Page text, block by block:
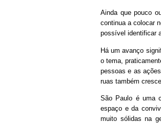
Ainda que pouco
continua a colocar
possível identificar
Há um avanço
o tema,
pessoas e as
ruas também
São Paulo é uma
espaço e da
muito sólidas na